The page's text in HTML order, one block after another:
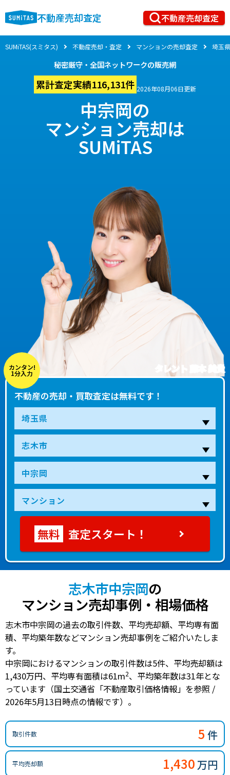
不動産売却査定 不動産売却査定
SUMiTAS(スミタス) 不動産売却・査定 マンションの売却査定 埼玉県
秘密厳守・全国ネットワークの販売網
累計査定実績116,131件 2026年08月06日更新
中宗岡の
マンション売却は
SUMiTAS
タレント 藤本 美貴
カンタン!
1分入力
不動産の売却・買取査定は無料です！
査定スタート！
志木市中宗岡の
マンション売却事例・相場価格
志木市中宗岡の過去の取引件数、平均売却額、平均専有面
積、平均築年数などマンション売却事例をご紹介いたしま
す。
中宗岡におけるマンションの取引件数は5件、 平均売却額は
1,430万円、 平均専有面積は61m2、 平均築年数は31年とな
っています（国土交通省「不動産取引価格情報」を参照 /
2026年5月13日時点の情報です）。
取引件数 5 件
平均売却額 1,430 万円